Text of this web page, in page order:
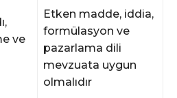
ve
Etken madde, iddia,
formülasyon ve
pazarlama dili
mevzuata uygun
olmalıdır